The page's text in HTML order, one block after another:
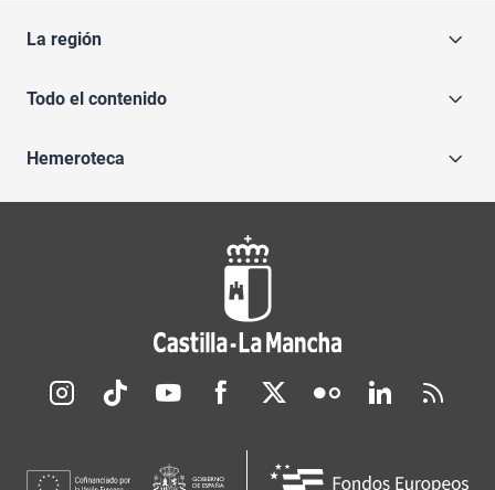
La región
Todo el contenido
Hemeroteca
Redes sociales JCCM